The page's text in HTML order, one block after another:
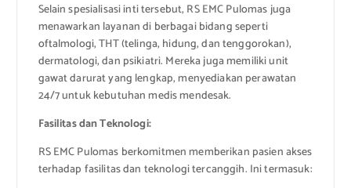
Selain spesialisasi inti tersebut, RS EMC Pulomas juga
menawarkan layanan di berbagai bidang seperti
oftalmologi, THT (telinga, hidung, dan tenggorokan),
dermatologi, dan psikiatri. Mereka juga memiliki unit
gawat darurat yang lengkap, menyediakan perawatan
24/7 untuk kebutuhan medis mendesak.
Fasilitas dan Teknologi:
RS EMC Pulomas berkomitmen memberikan pasien akses
terhadap fasilitas dan teknologi tercanggih. Ini termasuk: